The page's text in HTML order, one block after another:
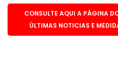
CONSULTE AQUI A PÁGINA
ÚLTIMAS NOTICIAS E